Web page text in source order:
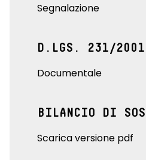
Segnalazione
D.LGS. 231/2001
Documentale
BILANCIO DI
Scarica versione pdf